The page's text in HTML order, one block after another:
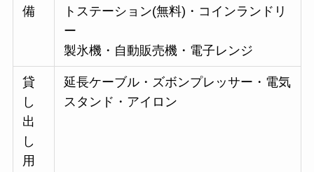
備
トステーション(無料)・コインランドリ
ー
製氷機・自動販売機・電子レンジ
貸
し
出
し
用
延長ケーブル・ズボンプレッサー・電気
スタンド・アイロン